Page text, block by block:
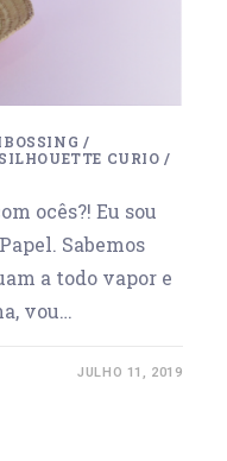
/
SILHOUETTE CURIO /
ocês?! Eu sou
Sabemos
a todo vapor e
vou…
JULHO 11, 2019